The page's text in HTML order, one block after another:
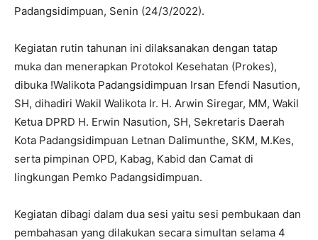
Padangsidimpuan, Senin (24/3/2022).
Kegiatan rutin tahunan ini dilaksanakan dengan tatap
muka dan menerapkan Protokol Kesehatan (Prokes),
dibuka !Walikota Padangsidimpuan Irsan Efendi Nasution,
SH, dihadiri Wakil Walikota Ir. H. Arwin Siregar, MM, Wakil
Ketua DPRD H. Erwin Nasution, SH, Sekretaris Daerah
Kota Padangsidimpuan Letnan Dalimunthe, SKM, M.Kes,
serta pimpinan OPD, Kabag, Kabid dan Camat di
lingkungan Pemko Padangsidimpuan.
Kegiatan dibagi dalam dua sesi yaitu sesi pembukaan dan
pembahasan yang dilakukan secara simultan selama 4